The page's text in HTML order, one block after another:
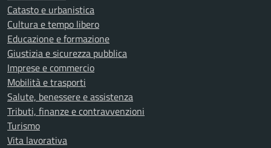
Catasto e urbanistica
Cultura e tempo libero
Educazione e formazione
Giustizia e sicurezza pubblica
Imprese e commercio
Mobilità e trasporti
Salute, benessere e assistenza
Tributi, finanze e contravvenzioni
Turismo
Vita lavorativa